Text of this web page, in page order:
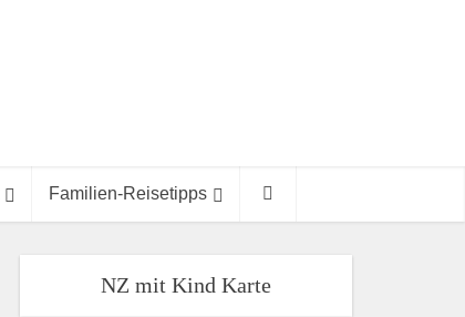
Familien-Reisetipps
NZ mit Kind Karte